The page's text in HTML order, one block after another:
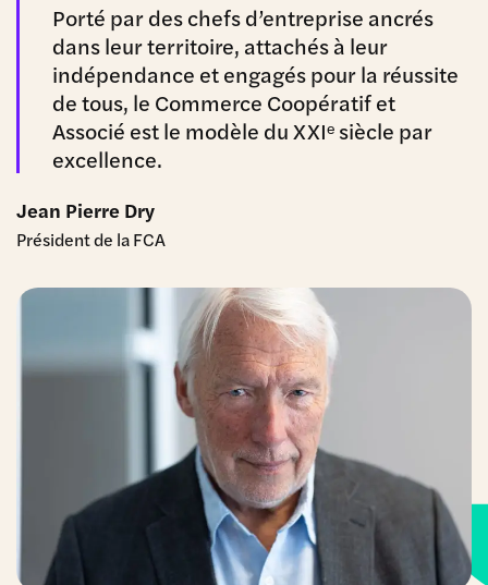
Porté par des chefs d’entreprise ancrés
dans leur territoire, attachés à leur
indépendance et engagés pour la réussite
de tous, le Commerce Coopératif et
Associé est le modèle du XXIᵉ siècle par
excellence.
Jean Pierre Dry
Président de la FCA